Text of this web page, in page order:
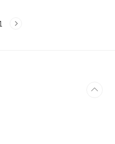
를 다운받는데 오래걸리지 않지